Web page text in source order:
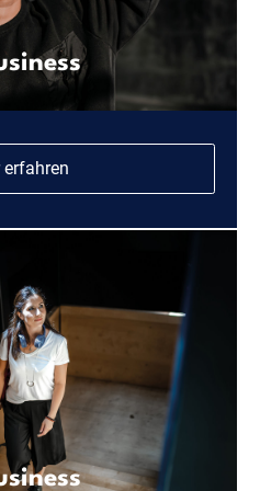
kann. Wenn man sich für
entscheidet, sollte man
es schwieriger sein kann,
oder einen Platz zu finden.
gut durchdacht sein sollte.
zu informieren, verschiedene
erfahren